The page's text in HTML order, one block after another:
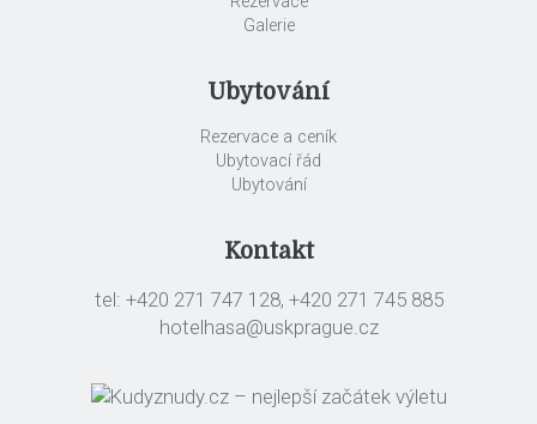
Galerie
Ubytování
Rezervace a ceník
Ubytovací řád
Ubytování
Kontakt
tel: +420 271 747 128, +420 271 745 885
hotelhasa@uskprague.cz